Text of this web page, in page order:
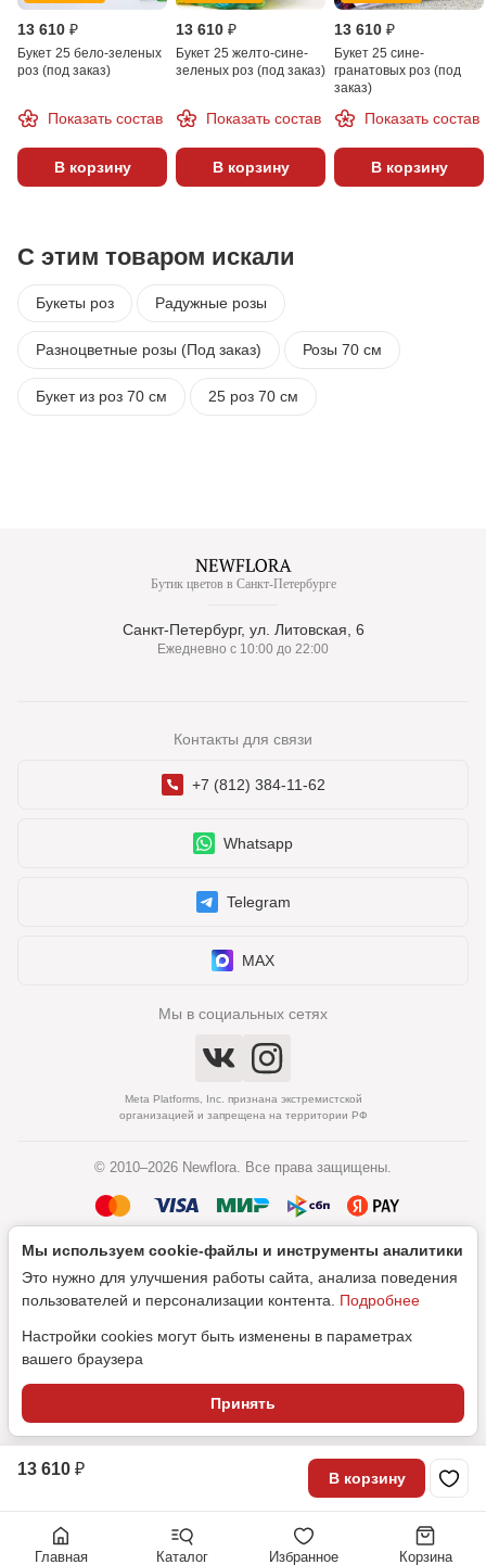
13 610 ₽ В корзину
13 610 ₽
Букет 25 бело-зеленых
роз (под заказ)
Показать состав
В корзину
13 610 ₽
Букет 25 желто-сине-
зеленых роз (под заказ)
Показать состав
В корзину
13 610 ₽
Букет 25 сине-
гранатовых роз (под
заказ)
Показать состав
В корзину
С этим товаром искали
Букеты роз Радужные розы
Разноцветные розы (Под заказ) Розы 70 см
Букет из роз 70 см 25 роз 70 см
Бутик цветов в Санкт-Петербурге
Санкт-Петербург, ул. Литовская, 6
Ежедневно с 10:00 до 22:00
Контакты для связи
+7 (812) 384-11-62
Whatsapp
Telegram
MAX
Мы в социальных сетях
Meta Platforms, Inc. признана экстремистской
организацией и запрещена на территории РФ
© 2010–2026 Newflora. Все права защищены.
Политика обработки персональных данных
Согласие на обработку персональных данных
SEO-продвижение
Главная Каталог Избранное Корзина
Мы используем cookie‑файлы и инструменты аналитики
Это нужно для улучшения работы сайта, анализа поведения
пользователей и персонализации контента. Подробнее
Настройки cookies могут быть изменены в параметрах
вашего браузера
Принять